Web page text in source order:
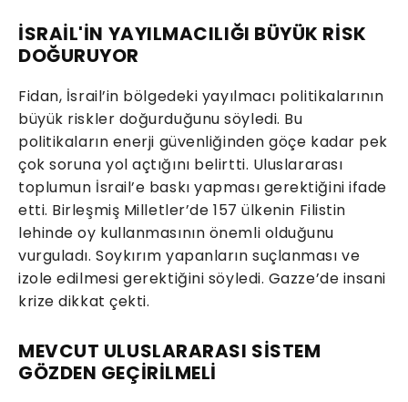
İSRAİL'İN YAYILMACILIĞI BÜYÜK RİSK
DOĞURUYOR
Fidan, İsrail’in bölgedeki yayılmacı politikalarının
büyük riskler doğurduğunu söyledi. Bu
politikaların enerji güvenliğinden göçe kadar pek
çok soruna yol açtığını belirtti. Uluslararası
toplumun İsrail’e baskı yapması gerektiğini ifade
etti. Birleşmiş Milletler’de 157 ülkenin Filistin
lehinde oy kullanmasının önemli olduğunu
vurguladı. Soykırım yapanların suçlanması ve
izole edilmesi gerektiğini söyledi. Gazze’de insani
krize dikkat çekti.
MEVCUT ULUSLARARASI SİSTEM
GÖZDEN GEÇİRİLMELİ